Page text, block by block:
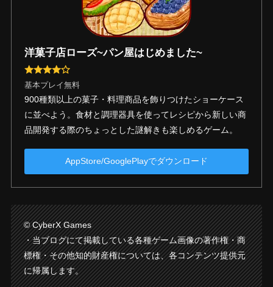
洋菓子店ローズ~パン屋はじめました~
基本プレイ無料
900種類以上の菓子・料理商品を飾りつけたショーケース
に並べよう。食材と調理器具を使ってレシピから新しい商
品開発する際のちょっとした謎解きも楽しめるゲーム。
AppStore/GooglePlayでダウンロード
© CyberX Games
・当ブログにて掲載している各種ゲーム画像の著作権・商
標権・その他知的財産権については、各コンテンツ提供元
に帰属します。